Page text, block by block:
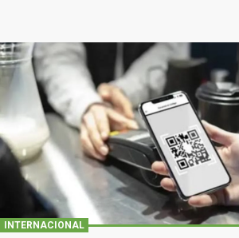
INTERNACIONAL